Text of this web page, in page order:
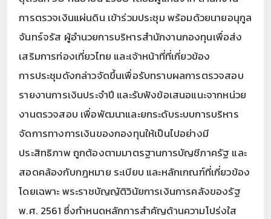
การตรวจเงินแผ่นดิน เข้าร่วมประชุม พร้อมด้วยนายอนุกูล
จันทร์จรัส ผู้อำนวยการบริหารสำนักงานกองทุนเพื่อส่ง
เสริมการท่องเที่ยวไทย และเจ้าหน้าที่ที่เกี่ยวข้อง
การประชุมดังกล่าวจัดขึ้นเพื่อรับทราบผลการตรวจสอบ
รายงานการเงินประจำปี และรับฟังข้อเสนอแนะจากหน่วย
งานตรวจสอบ เพื่อพัฒนาและยกระดับระบบการบริหาร
จัดการทางการเงินของกองทุนให้เป็นไปอย่างมี
ประสิทธิภาพ ถูกต้องตามมาตรฐานการบัญชีภาครัฐ และ
สอดคล้องกับกฎหมาย ระเบียบ และหลักเกณฑ์ที่เกี่ยวข้อง
โดยเฉพาะ พระราชบัญญัติวินัยการเงินการคลังของรัฐ
พ.ศ. 2561 ซึ่งกำหนดหลักการสำคัญด้านความโปร่งใส